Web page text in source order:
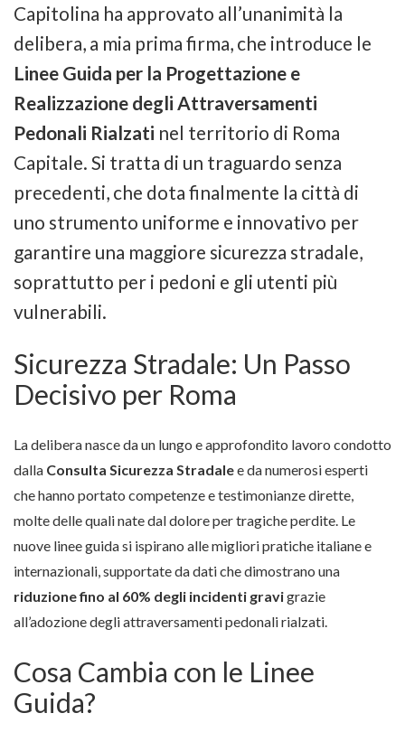
Capitolina ha approvato all’unanimità la
delibera, a mia prima firma, che introduce le
Linee Guida per la Progettazione e
Realizzazione degli Attraversamenti
Pedonali Rialzati nel territorio di Roma
Capitale. Si tratta di un traguardo senza
precedenti, che dota finalmente la città di
uno strumento uniforme e innovativo per
garantire una maggiore sicurezza stradale,
soprattutto per i pedoni e gli utenti più
vulnerabili.
Sicurezza Stradale: Un Passo
Decisivo per Roma
La delibera nasce da un lungo e approfondito lavoro condotto
dalla Consulta Sicurezza Stradalee da numerosi esperti
che hanno portato competenze e testimonianze dirette,
molte delle quali nate dal dolore per tragiche perdite. Le
nuove linee guida si ispirano alle migliori pratiche italiane e
internazionali, supportate da dati che dimostrano una
riduzione fino al 60% degli incidenti gravigrazie
all’adozione degli attraversamenti pedonali rialzati.
Cosa Cambia con le Linee
Guida?